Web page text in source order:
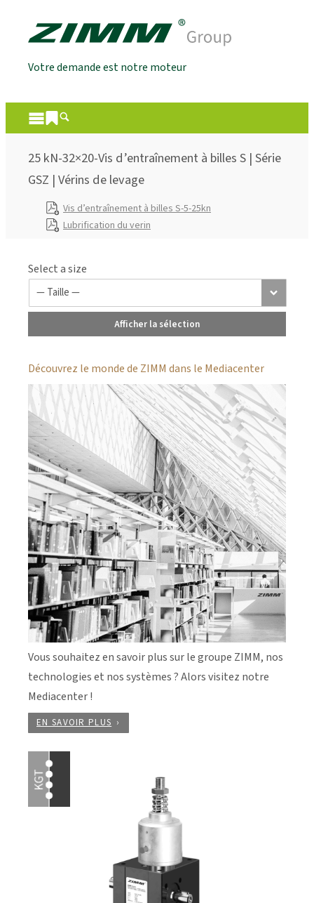
Votre demande est notre moteur
25 kN-32×20-Vis d’entraînement à billes S | Série
GSZ | Vérins de levage
Vis d’entraînement à billes S-5-25kn
Lubrification du verin
Select a size
Afficher la sélection
Découvrez le monde de ZIMM dans le Mediacenter
Vous souhaitez en savoir plus sur le groupe ZIMM, nos
technologies et nos systèmes ? Alors visitez notre
Mediacenter !
EN SAVOIR PLUS